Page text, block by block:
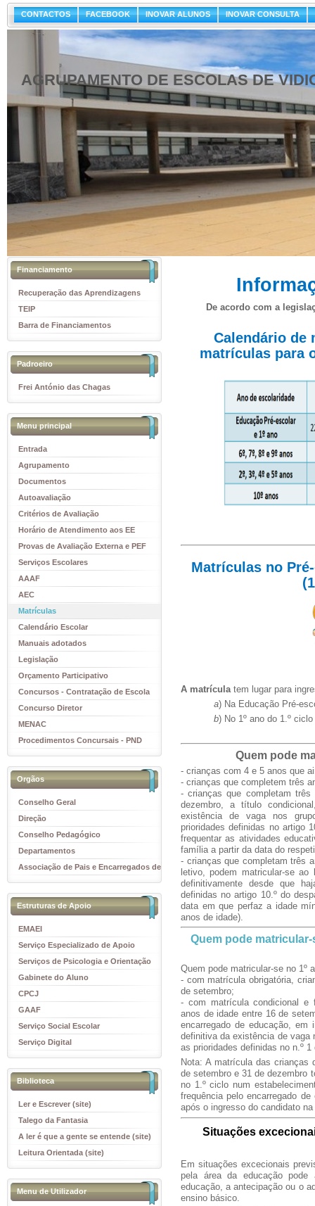
CONTACTOS FACEBOOK INOVAR ALUNOS INOVAR CONSULTA
AGRUPAMENTO DE ESCOLAS DE
Financiamento
Recuperação das Aprendizagens
TEIP
Barra de Financiamentos
Padroeiro
Frei António das Chagas
Menu principal
Entrada
Agrupamento
Documentos
Autoavaliação
Critérios de Avaliação
Horário de Atendimento aos EE
Provas de Avaliação Externa e PEF
Serviços Escolares
AAAF
AEC
Matrículas
Calendário Escolar
Manuais adotados
Legislação
Orçamento Participativo
Concursos - Contratação de Escola
Concurso Diretor
MENAC
Procedimentos Concursais - PND
Orgãos
Conselho Geral
Direção
Conselho Pedagógico
Departamentos
Associação de Pais e Encarregados de
Educação
Estruturas de Apoio
EMAEI
Serviço Especializado de Apoio
Educativo
Serviços de Psicologia e Orientação
(SPO)
Gabinete do Aluno
CPCJ
GAAF
Serviço Social Escolar
Serviço Digital
Biblioteca
Ler e Escrever (site)
Talego da Fantasia
A ler é que a gente se entende (site)
Leitura Orientada (site)
Menu de Utilizador
De acordo com a
Calendário de
matrículas para
Matrículas no
A matrícula tem lugar para
a) Na Educação Pré-
b) No 1º ano do 1.º
Quem pode
- crianças com 4 e 5 anos que
- crianças que completem três
- crianças que completam
dezembro, a título
existência de vaga nos
prioridades definidas no artigo
frequentar as atividades
família a partir da data do
- crianças que completam três
letivo, podem matricular-se
definitivamente desde que
definidas no artigo 10.º do
data em que perfaz a idade
anos de idade).
Quem pode
Quem pode matricular-se no 1º
- com matrícula obrigatória,
de setembro;
- com matrícula condicional
anos de idade entre 16 de
encarregado de educação, em
definitiva da existência de vaga
as prioridades definidas no n.º
Nota: A matrícula das crianças
de setembro e 31 de dezembro
no 1.º ciclo num
frequência pelo encarregado
após o ingresso do candidato
Situações
Em situações excecionais
pela área da educação pode
educação, a antecipação ou o
ensino básico.